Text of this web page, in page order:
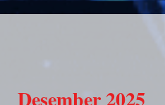
Desember 2025